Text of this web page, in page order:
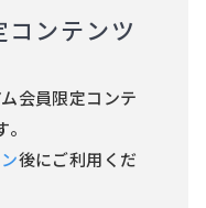
ンテンツ
会員限定コンテ
後にご利用くだ